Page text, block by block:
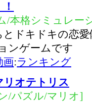
/本格シミュレー
とドキドキの恋
ンゲームです
画:ランキング
リオテトリス
/パズル/マリオ]